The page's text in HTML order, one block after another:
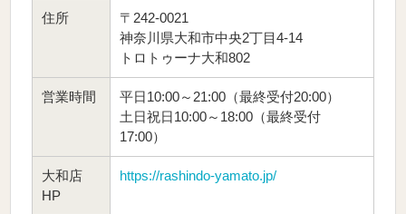
住所
〒242-0021
神奈川県大和市中央2丁目4-14
トロトゥーナ大和802
営業時間
平日10:00～21:00（最終受付20:00）
土日祝日10:00～18:00（最終受付
17:00）
大和店
HP
https://rashindo-yamato.jp/